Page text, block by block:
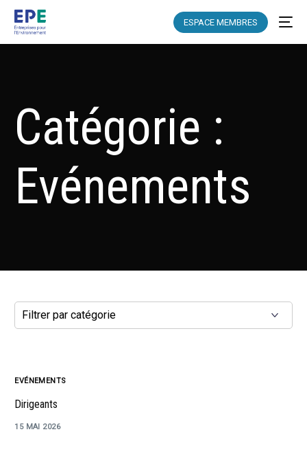
ESPACE MEMBRES
Catégorie :
Evénements
EVÉNEMENTS
Dirigeants
15 MAI 2026